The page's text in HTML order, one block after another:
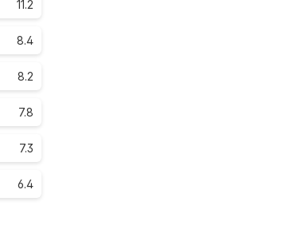
11.2
8.4
8.2
7.8
7.3
6.4